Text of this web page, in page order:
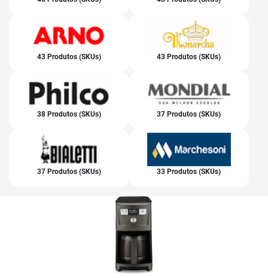
43 Produtos (SKUs) 43 Produtos (SKUs)
38 Produtos (SKUs) 37 Produtos (SKUs)
37 Produtos (SKUs) 33 Produtos (SKUs)